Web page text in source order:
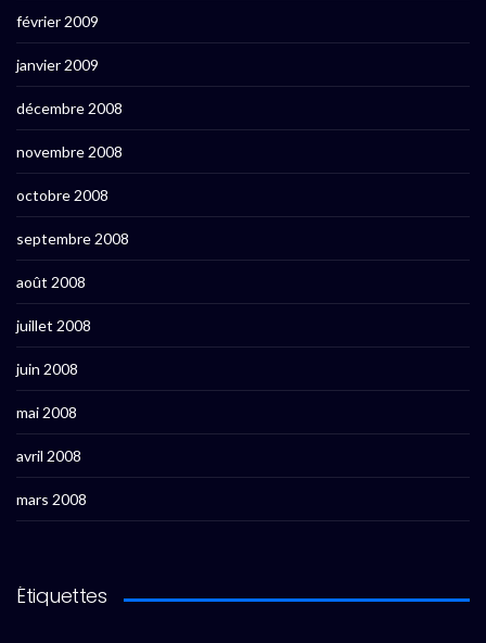
février 2009
janvier 2009
décembre 2008
novembre 2008
octobre 2008
septembre 2008
août 2008
juillet 2008
juin 2008
mai 2008
avril 2008
mars 2008
Étiquettes